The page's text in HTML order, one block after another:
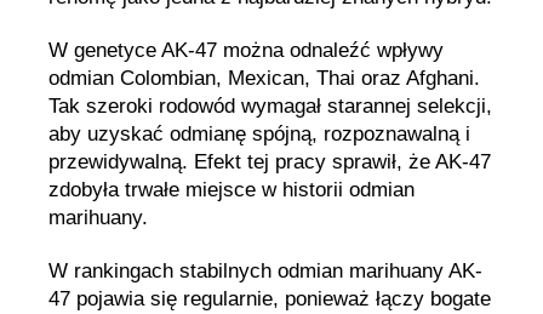
W genetyce AK-47 można odnaleźć wpływy
odmian Colombian, Mexican, Thai oraz Afghani.
Tak szeroki rodowód wymagał starannej selekcji,
aby uzyskać odmianę spójną, rozpoznawalną i
przewidywalną. Efekt tej pracy sprawił, że AK-47
zdobyła trwałe miejsce w historii odmian
marihuany.
W rankingach stabilnych odmian marihuany AK-
47 pojawia się regularnie, ponieważ łączy bogate